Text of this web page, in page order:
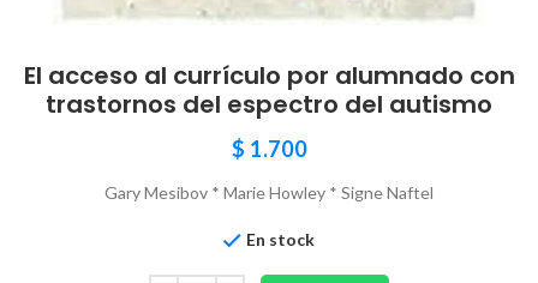
El acceso al currículo por alumnado con
trastornos del espectro del autismo
$ 1.700
Gary Mesibov * Marie Howley * Signe Naftel
En stock